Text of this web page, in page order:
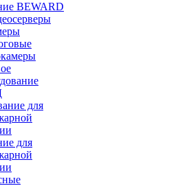
BEWARD
для